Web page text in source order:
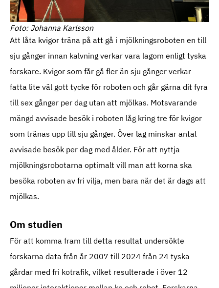
Foto: Johanna Karlsson
Att låta kvigor träna på att gå i mjölkningsroboten en till
sju gånger innan kalvning verkar vara lagom enligt tyska
forskare. Kvigor som får gå fler än sju gånger verkar
fatta lite väl gott tycke för roboten och går gärna dit fyra
till sex gånger per dag utan att mjölkas. Motsvarande
mängd avvisade besök i roboten låg kring tre för kvigor
som tränas upp till sju gånger. Över lag minskar antal
avvisade besök per dag med ålder. För att nyttja
mjölkningsrobotarna optimalt vill man att korna ska
besöka roboten av fri vilja, men bara när det är dags att
mjölkas.
Om studien
För att komma fram till detta resultat undersökte
forskarna data från år 2007 till 2024 från 24 tyska
gårdar med fri kotrafik, vilket resulterade i över 12